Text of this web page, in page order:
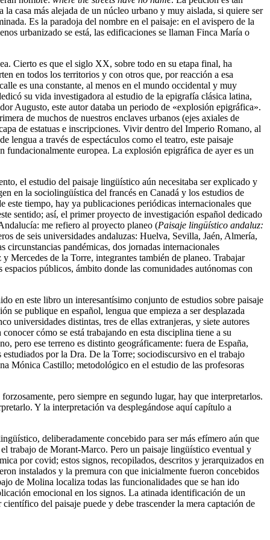
casa más alejada de un núcleo urbano y muy aislada, si quiere ser
Es la paradoja del nombre en el paisaje: en el avispero de la
urbanizado se está, las edificaciones se llaman Finca María o
Cierto es que el siglo XX, sobre todo en su etapa final, ha
en todos los territorios y con otros que, por reacción a esa
es una constante, al menos en el mundo occidental y muy
su vida investigadora al estudio de la epigrafía clásica latina,
Augusto, este autor databa un periodo de «explosión epigráfica».
de muchos de nuestros enclaves urbanos (ejes axiales de
de estatuas e inscripciones. Vivir dentro del Imperio Romano, al
de lengua a través de espectáculos como el teatro, este paisaje
europea. La explosión epigráfica de ayer es un
el estudio del paisaje lingüístico aún necesitaba ser explicado y
en la sociolingüística del francés en Canadá y los estudios de
tiempo, hay ya publicaciones periódicas internacionales que
sentido; así, el primer proyecto de investigación español dedicado
me refiero al proyecto planeo (Paisaje lingüístico andaluz:
de seis universidades andaluzas: Huelva, Sevilla, Jaén, Almería,
pandémicas, dos jornadas internacionales
Mercedes de la Torre, integrantes también de planeo. Trabajar
públicos, ámbito donde las comunidades autónomas con
en este libro un interesantísimo conjunto de estudios sobre paisaje
se publique en español, lengua que empieza a ser desplazada
universidades distintas, tres de ellas extranjeras, y siete autores
cómo se está trabajando en esta disciplina tiene a su
pero ese terreno es distinto geográficamente: fuera de España,
por la Dra. De la Torre; sociodiscursivo en el trabajo
Mónica Castillo; metodológico en el estudio de las profesoras
pero siempre en segundo lugar, hay que interpretarlos.
Y la interpretación va desplegándose aquí capítulo a
deliberadamente concebido para ser más efímero aún que
trabajo de Morant-Marco. Pero un paisaje lingüístico eventual y
porcovid; estos signos, recopilados, descritos y jerarquizados en
instalados y la premura con que inicialmente fueron concebidos
de Molina localiza todas las funcionalidades que se han ido
emocional en los signos. La atinada identificación de un
del paisaje puede y debe trascender la mera captación de